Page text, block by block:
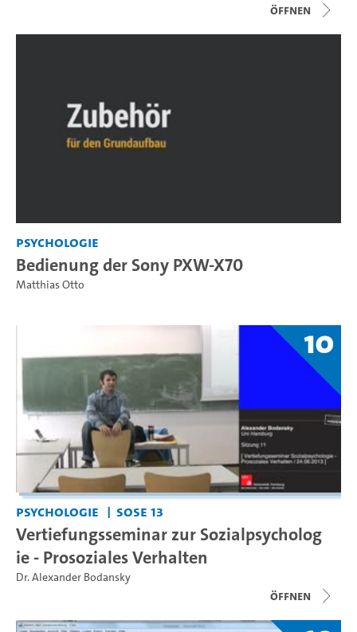
Öffnen
Psychologie
Bedienung der Sony PXW-X70
Matthias Otto
10
Psychologie SoSe 13
Vertiefungsseminar zur Sozialpsycholog
ie - Prosoziales Verhalten
Dr. Alexander Bodansky
Öffnen